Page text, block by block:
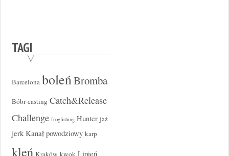
TAGI
Barcelona boleńBromba
Bóbr casting Catch&Release
Challenge frogfishing Hunter jaź
jerk Kanał powodziowy karp
kleń Kraków kwok Lipień